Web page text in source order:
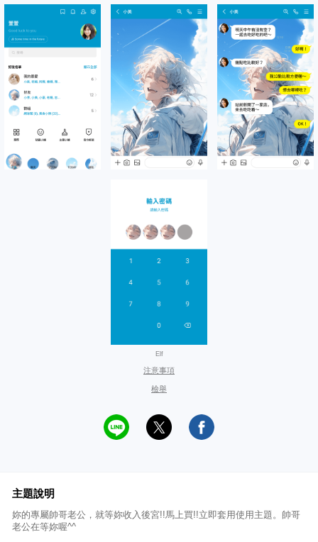
Elf
注意事項
檢舉
主題說明
妳的專屬帥哥老公，就等妳收入後宮!!馬上買!!立即套用使用主題。帥哥
老公在等妳喔^^